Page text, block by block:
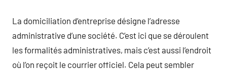
La domiciliation d’entreprise désigne l’adresse
administrative d’une société. C’est ici que se déroulent
les formalités administratives, mais c’est aussi l’endroit
où l’on reçoit le courrier officiel. Cela peut sembler